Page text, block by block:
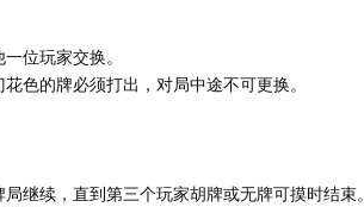
位玩家交换。
色的牌必须打出，对局中途不可更换。
继续，直到第三个玩家胡牌或无牌可摸时结束。